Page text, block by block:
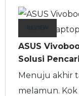
REVIEW
ASUS
Solusi
Menuju akhir
melamun. Kok